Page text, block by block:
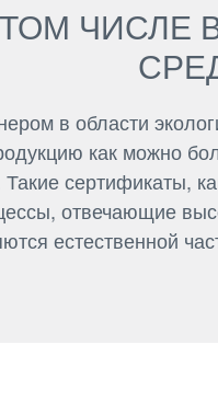
в области
как можно
сертификаты,
отвечающие
естественной